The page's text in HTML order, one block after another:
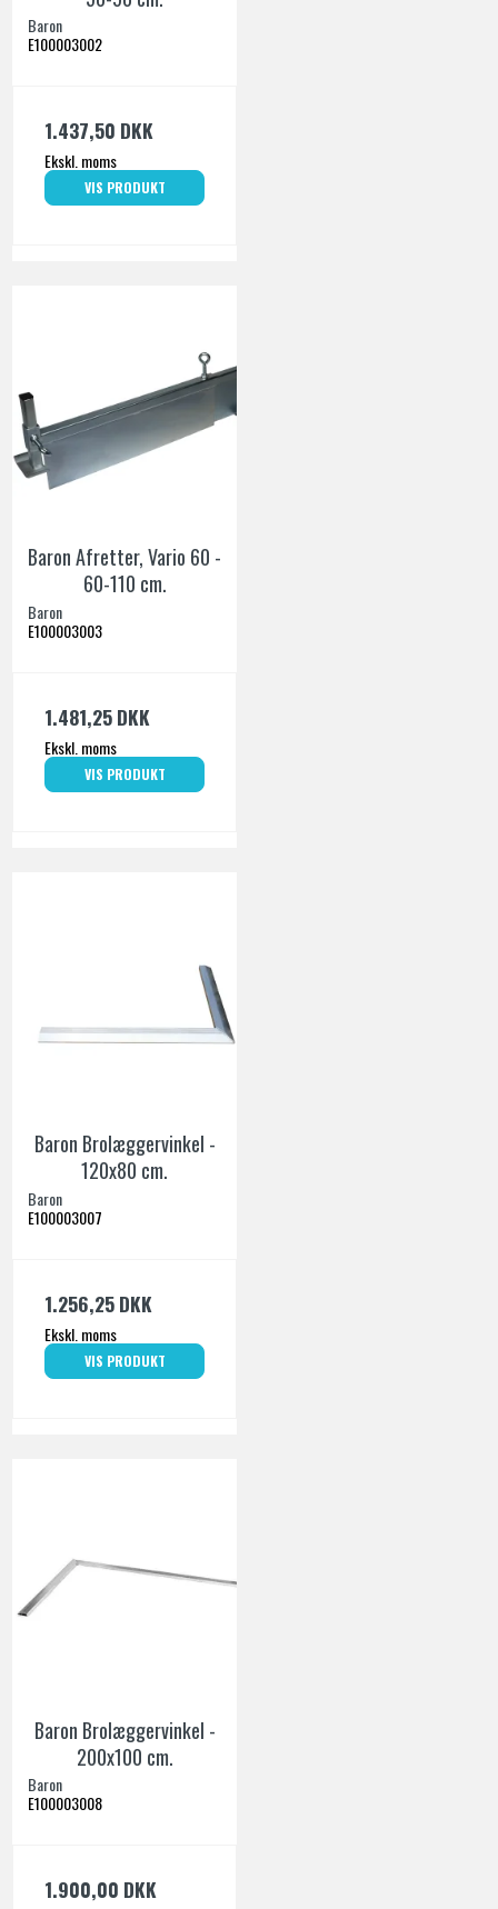
Baron
E100003002
1.437,50 DKK
Ekskl. moms
VIS PRODUKT
Baron Afretter, Vario 60 -
60-110 cm.
Baron
E100003003
1.481,25 DKK
Ekskl. moms
VIS PRODUKT
Baron Brolæggervinkel -
120x80 cm.
Baron
E100003007
1.256,25 DKK
Ekskl. moms
VIS PRODUKT
Baron Brolæggervinkel -
200x100 cm.
Baron
E100003008
1.900,00 DKK